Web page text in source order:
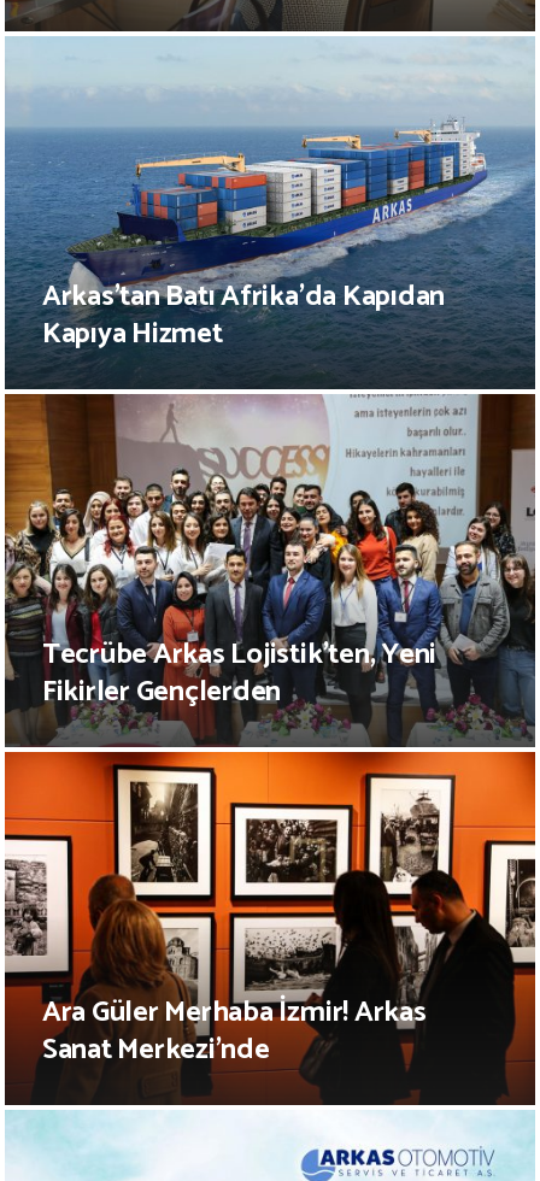
Arkas’tan Batı Afrika’da Kapıdan
Kapıya Hizmet
Tecrübe Arkas Lojistik’ten, Yeni
Fikirler Gençlerden
Ara Güler Merhaba İzmir! Arkas
Sanat Merkezi’nde